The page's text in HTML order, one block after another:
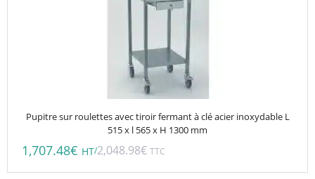
Pupitre sur roulettes avec tiroir fermant à clé acier inoxydable L
515 x l 565 x H 1300 mm
1,707.48€ HT/2,048.98€ TTC